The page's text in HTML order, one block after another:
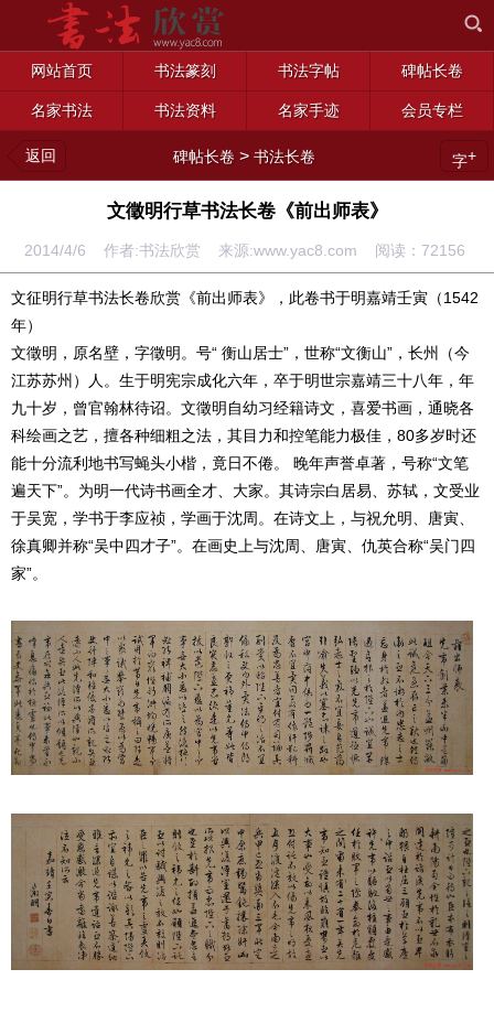
网站首页 书法篆刻 书法字帖 碑帖长卷
名家书法 书法资料 名家手迹 会员专栏
返回 碑帖长卷 >书法长卷 字+
文徵明行草书法长卷《前出师表》
2014/4/6 作者:书法欣赏 来源:www.yac8.com 阅读： 72156
文征明行草书法长卷欣赏《前出师表》，此卷书于明嘉靖壬寅（1542
年）
文徵明，原名壁，字徵明。号“ 衡山居士”，世称“文衡山”，长州（今
江苏苏州）人。生于明宪宗成化六年，卒于明世宗嘉靖三十八年，年
九十岁，曾官翰林待诏。文徵明自幼习经籍诗文，喜爱书画，通晓各
科绘画之艺，擅各种细粗之法，其目力和控笔能力极佳，80多岁时还
能十分流利地书写蝇头小楷，竟日不倦。 晚年声誉卓著，号称“文笔
遍天下”。为明一代诗书画全才、大家。其诗宗白居易、苏轼，文受业
于吴宽，学书于李应祯，学画于沈周。在诗文上，与祝允明、唐寅、
徐真卿并称“吴中四才子”。在画史上与沈周、唐寅、仇英合称“吴门四
家”。